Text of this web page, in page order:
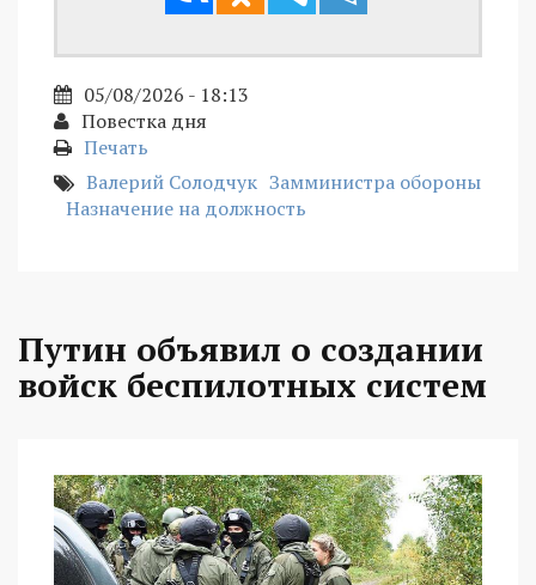
05/08/2026 - 18:13
Повестка дня
Печать
Валерий Солодчук Замминистра обороны
Назначение на должность
Путин объявил о создании
войск беспилотных систем